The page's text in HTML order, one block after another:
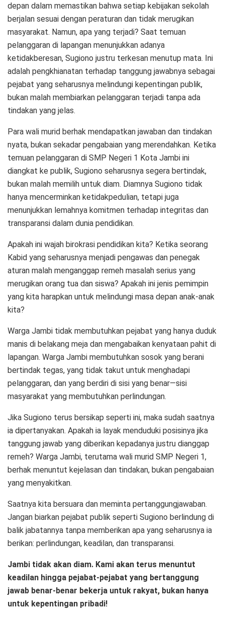
depan dalam memastikan bahwa setiap kebijakan sekolah
berjalan sesuai dengan peraturan dan tidak merugikan
masyarakat. Namun, apa yang terjadi? Saat temuan
pelanggaran di lapangan menunjukkan adanya
ketidakberesan, Sugiono justru terkesan menutup mata. Ini
adalah pengkhianatan terhadap tanggung jawabnya sebagai
pejabat yang seharusnya melindungi kepentingan publik,
bukan malah membiarkan pelanggaran terjadi tanpa ada
tindakan yang jelas.
Para wali murid berhak mendapatkan jawaban dan tindakan
nyata, bukan sekadar pengabaian yang merendahkan. Ketika
temuan pelanggaran di SMP Negeri 1 Kota Jambi ini
diangkat ke publik, Sugiono seharusnya segera bertindak,
bukan malah memilih untuk diam. Diamnya Sugiono tidak
hanya mencerminkan ketidakpedulian, tetapi juga
menunjukkan lemahnya komitmen terhadap integritas dan
transparansi dalam dunia pendidikan.
Apakah ini wajah birokrasi pendidikan kita? Ketika seorang
Kabid yang seharusnya menjadi pengawas dan penegak
aturan malah menganggap remeh masalah serius yang
merugikan orang tua dan siswa? Apakah ini jenis pemimpin
yang kita harapkan untuk melindungi masa depan anak-anak
kita?
Warga Jambi tidak membutuhkan pejabat yang hanya duduk
manis di belakang meja dan mengabaikan kenyataan pahit di
lapangan. Warga Jambi membutuhkan sosok yang berani
bertindak tegas, yang tidak takut untuk menghadapi
pelanggaran, dan yang berdiri di sisi yang benar—sisi
masyarakat yang membutuhkan perlindungan.
Jika Sugiono terus bersikap seperti ini, maka sudah saatnya
ia dipertanyakan. Apakah ia layak menduduki posisinya jika
tanggung jawab yang diberikan kepadanya justru dianggap
remeh? Warga Jambi, terutama wali murid SMP Negeri 1,
berhak menuntut kejelasan dan tindakan, bukan pengabaian
yang menyakitkan.
Saatnya kita bersuara dan meminta pertanggungjawaban.
Jangan biarkan pejabat publik seperti Sugiono berlindung di
balik jabatannya tanpa memberikan apa yang seharusnya ia
berikan: perlindungan, keadilan, dan transparansi.
Jambi tidak akan diam. Kami akan terus menuntut
keadilan hingga pejabat-pejabat yang bertanggung
jawab benar-benar bekerja untuk rakyat, bukan hanya
untuk kepentingan pribadi!